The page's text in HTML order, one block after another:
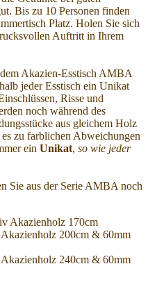
Bis zu 10 Personen finden
Platz. Holen Sie sich
Auftritt in Ihrem
Akazien-Esstisch AMBA
jeder Esstisch ein Unikat
Risse und
noch während des
aus gleichem Holz
zu farblichen Abweichungen
ein Unikat, so wie jeder
Sie aus der Serie AMBA noch
Akazienholz 170cm
200cm & 60mm
240cm & 60mm